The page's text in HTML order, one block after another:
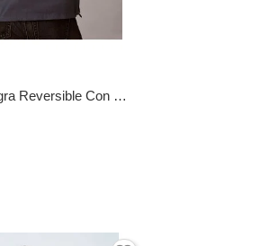
Chaqueta Negra Reversible Con Estampado Calvin Klein